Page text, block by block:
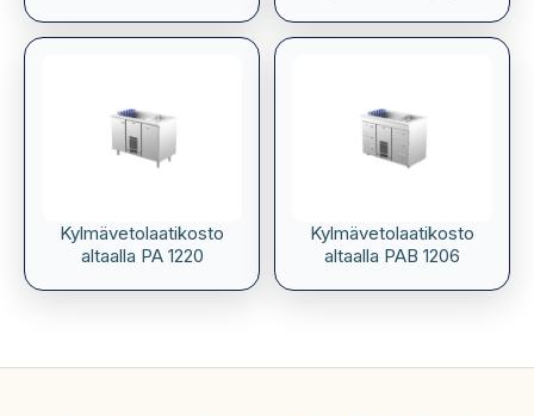
Kylmävetolaatikosto
altaalla PA 1220
Kylmävetolaatikosto
altaalla PAB 1206